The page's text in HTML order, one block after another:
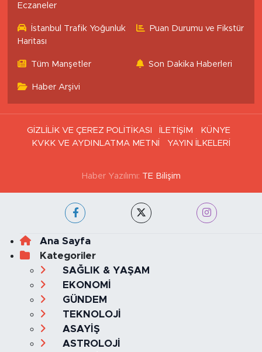
Eczaneler
İstanbul Trafik Yoğunluk
Haritası
Puan Durumu ve Fikstür
Tüm Manşetler Son Dakika Haberleri
Haber Arşivi
GİZLİLİK VE ÇEREZ POLİTİKASI İLETİŞİM
KÜNYE
KVKK VE AYDINLATMA METNİ
YAYIN İLKELERİ
Haber Yazılımı: TE Bilişim
Ana Sayfa
Kategoriler
SAĞLIK & YAŞAM
EKONOMİ
GÜNDEM
TEKNOLOJİ
ASAYİŞ
ASTROLOJİ